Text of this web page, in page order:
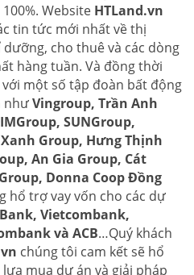
Website HTLand.vn
tin tức mới nhất về thị
cho thuê và các dòng
hàng tuần. Và đồng thời
một số tập đoàn bất động
nhưVingroup, Trần Anh
SUNGroup,
Group, Hưng Thịnh
An Gia Group, Cát
Donna Coop Đồng
hổ trợ vay vốn cho các dự
Vietcombank,
và ACB…Quý khách
chúng tôi cam kết sẽ hổ
mua dự án và giải pháp